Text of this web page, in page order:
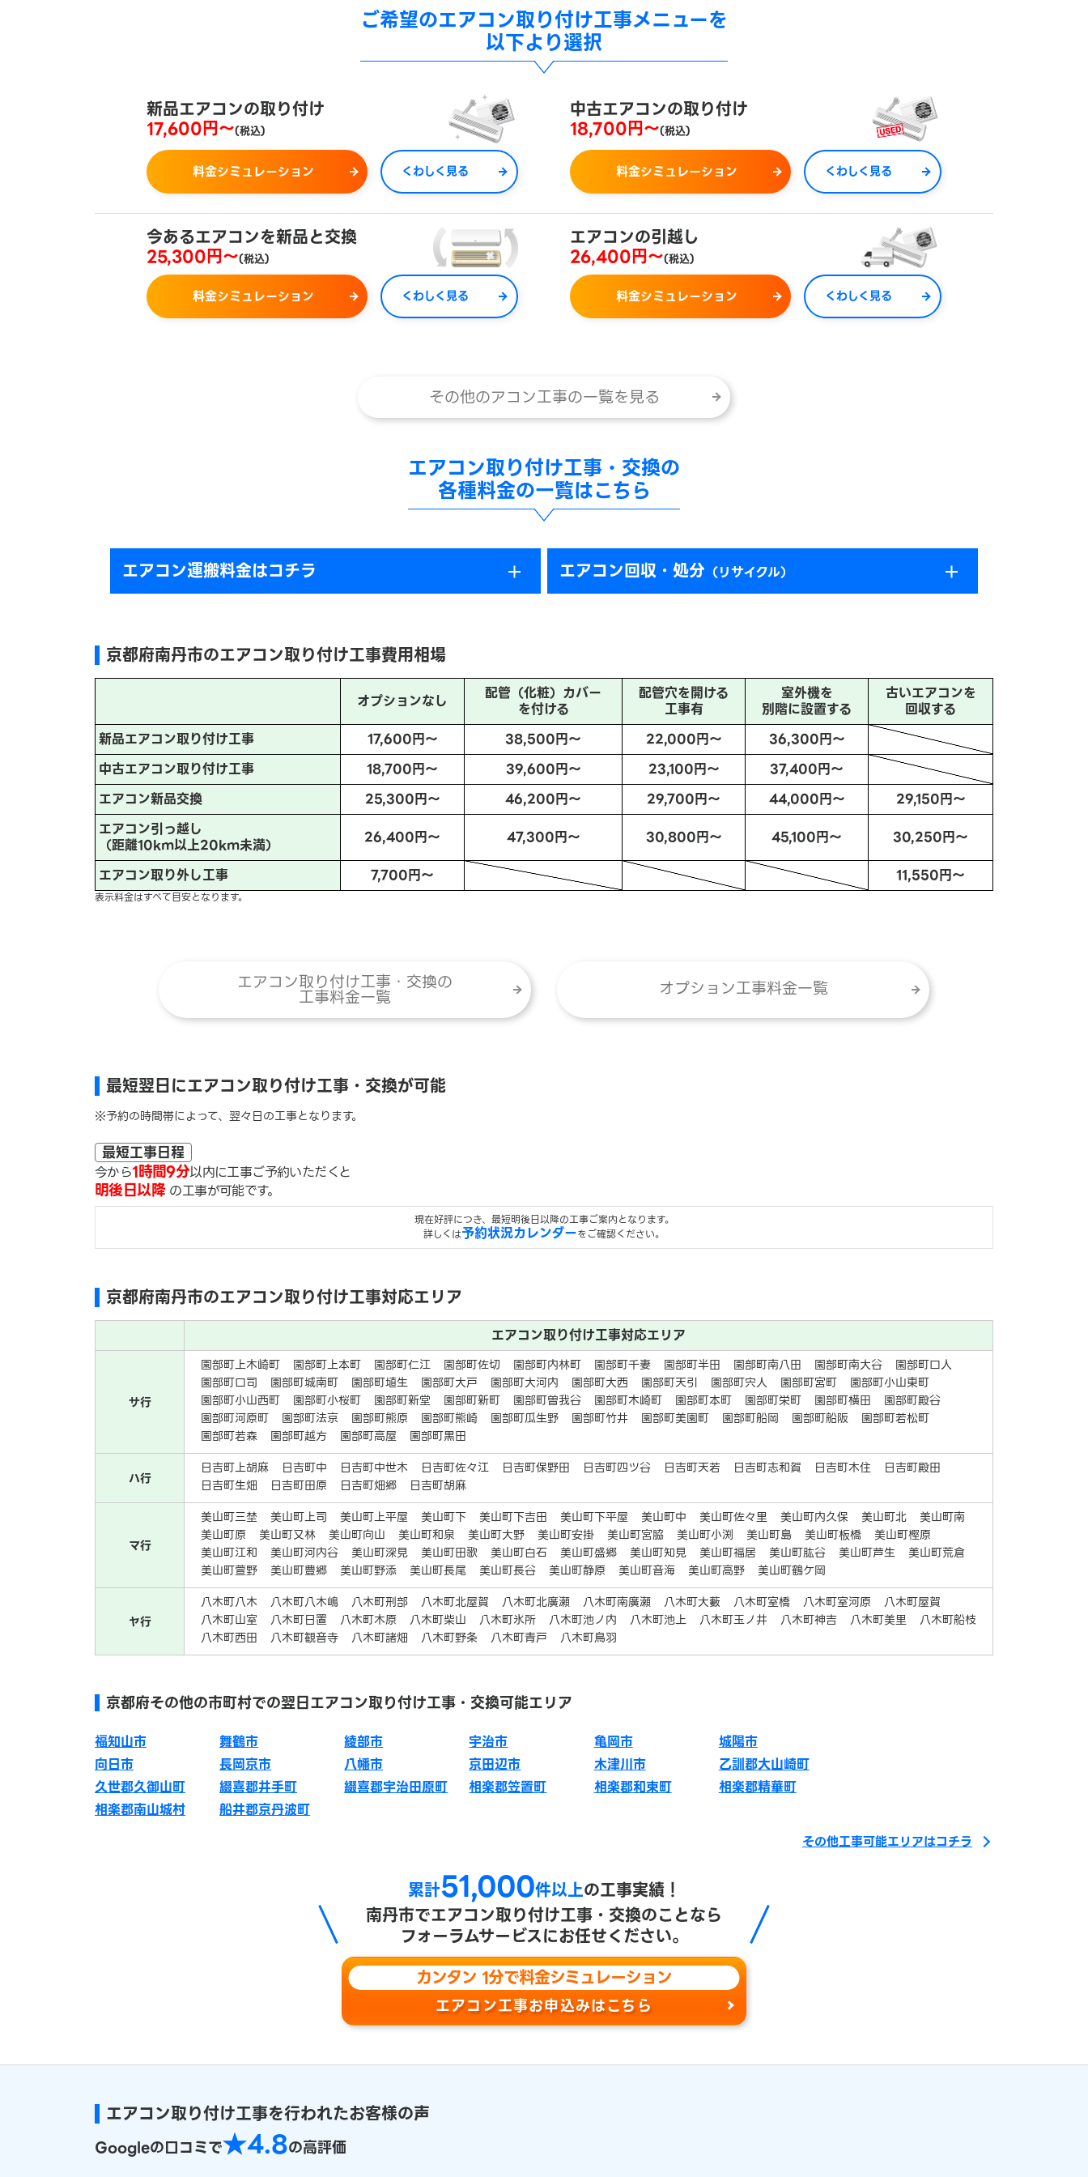
ご希望のエアコン取り付け工事メニューを
以下より選択
新品エアコンの取り付け
17,600円～(税込)
料金シミュレーション くわしく見る
中古エアコンの取り付け
18,700円～(税込)
料金シミュレーション くわしく見る
今あるエアコンを新品と交換
25,300円～(税込)
料金シミュレーション くわしく見る
エアコンの引越し
26,400円～(税込)
料金シミュレーション くわしく見る
その他のアコン工事の一覧を見る
エアコン取り付け工事・交換の
各種料金の一覧はこちら
エアコン運搬料金はコチラ エアコン回収・処分 （リサイクル）
京都府南丹市のエアコン取り付け工事費用相場
オプションなし
配管（化粧）カバー
を付ける
配管穴を開ける
工事有
室外機を
別階に設置する
古いエアコンを
回収する
新品エアコン取り付け工事
17,600円～ 38,500円～ 22,000円～
36,300円～
中古エアコン取り付け工事
18,700円～ 39,600円～ 23,100円～
37,400円～
エアコン新品交換
25,300円～ 46,200円～ 29,700円～ 44,000円～
29,150円～
エアコン引っ越し
（距離10km以上20km未満）
26,400円～ 47,300円～ 30,800円～ 45,100円～
30,250円～
エアコン取り外し工事
7,700円～ 11,550円～
表示料金はすべて目安となります。
エアコン取り付け工事・交換の
工事料金一覧 オプション工事料金一覧
最短翌日にエアコン取り付け工事・交換が可能
※予約の時間帯によって、翌々日の工事となります。
最短工事日程
今から1時間9分以内に工事ご予約いただくと
明後日以降 の工事が可能です。
現在好評につき、最短明後日以降の工事ご案内となります。
詳しくは予約状況カレンダーをご確認ください。
京都府南丹市のエアコン取り付け工事対応エリア
エアコン取り付け工事対応エリア
サ行
園部町上木崎町 園部町上本町 園部町仁江 園部町佐切 園部町内林町 園部町千妻 園部町半田 園部町南八田 園部町南大谷
園部町口人
園部町口司
園部町城南町 園部町埴生 園部町大戸 園部町大河内 園部町大西 園部町天引 園部町宍人 園部町宮町
園部町小山東町
園部町小山西町
園部町小桜町 園部町新堂 園部町新町 園部町曽我谷 園部町木崎町 園部町本町 園部町栄町 園部町横田
園部町殿谷
園部町河原町
園部町法京 園部町熊原 園部町熊崎 園部町瓜生野 園部町竹井 園部町美園町 園部町船岡 園部町船阪
園部町若松町
園部町若森
園部町越方 園部町高屋 園部町黒田
ハ行
日吉町上胡麻 日吉町中 日吉町中世木 日吉町佐々江 日吉町保野田 日吉町四ツ谷 日吉町天若 日吉町志和賀 日吉町木住
日吉町殿田
日吉町生畑
日吉町田原 日吉町畑郷 日吉町胡麻
マ行
美山町三埜 美山町上司 美山町上平屋 美山町下 美山町下吉田 美山町下平屋 美山町中 美山町佐々里 美山町内久保 美山町北
美山町南
美山町原
美山町又林 美山町向山 美山町和泉 美山町大野 美山町安掛 美山町宮脇 美山町小渕 美山町島 美山町板橋
美山町樫原
美山町江和
美山町河内谷 美山町深見 美山町田歌 美山町白石 美山町盛郷 美山町知見 美山町福居 美山町肱谷 美山町芦生
美山町荒倉
美山町萱野
美山町豊郷 美山町野添 美山町長尾 美山町長谷 美山町静原 美山町音海 美山町高野 美山町鶴ケ岡
ヤ行
八木町八木 八木町八木嶋 八木町刑部 八木町北屋賀 八木町北廣瀬 八木町南廣瀬 八木町大藪 八木町室橋 八木町室河原
八木町屋賀
八木町山室
八木町日置 八木町木原 八木町柴山 八木町氷所 八木町池ノ内 八木町池上 八木町玉ノ井 八木町神吉 八木町美里
八木町船枝
八木町西田
八木町観音寺 八木町諸畑 八木町野条 八木町青戸 八木町鳥羽
京都府その他の市町村での翌日エアコン取り付け工事・交換可能エリア
福知山市 舞鶴市 綾部市 宇治市 亀岡市
城陽市
向日市
長岡京市 八幡市 京田辺市 木津川市
乙訓郡大山崎町
久世郡久御山町
綴喜郡井手町 綴喜郡宇治田原町 相楽郡笠置町 相楽郡和束町
相楽郡精華町
相楽郡南山城村
船井郡京丹波町
その他工事可能エリアはコチラ
累計51,000件以上の工事実績！
南丹市でエアコン取り付け工事・交換のことなら
フォーラムサービスにお任せください。
カンタン 1分で料金シミュレーション
エアコン工事お申込みはこちら
エアコン取り付け工事を行われたお客様の声
Googleの口コミで★4.8の高評価